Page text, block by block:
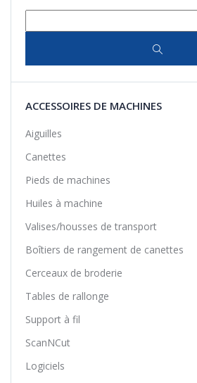
ACCESSOIRES DE MACHINES
Aiguilles
Canettes
Pieds de machines
Huiles à machine
Valises/housses de transport
Boîtiers de rangement de canettes
Cerceaux de broderie
Tables de rallonge
Support à fil
ScanNCut
Logiciels